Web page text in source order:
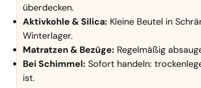
überdecken.
Aktivkohle & Silica: Kleine Beutel in
Winterlager.
Matratzen & Bezüge: Regelmäßig
Bei Schimmel: Sofort handeln:
ist.